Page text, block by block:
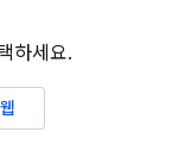
하세요.
웹